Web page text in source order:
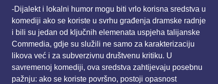
-Dijalekt i lokalni humor mogu biti vrlo korisna sredstva u
komediji ako se koriste u svrhu građenja dramske radnje
i bili su jedan od ključnih elemenata uspjeha talijanske
Commedia, gdje su služili ne samo za karakterizaciju
likova već i za subverzivnu društvenu kritiku. U
savremenoj komediji, ova sredstva zahtijevaju posebnu
pažnju: ako se koriste površno, postoji opasnost